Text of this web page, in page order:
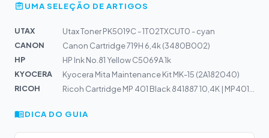
UMA SELEÇÃO DE ARTIGOS
UTAX
Utax Toner PK5019C - 1T02TXCUT0 - cyan
CANON
Canon Cartridge 719H 6,4k (3480B002)
HP
HP Ink No.81 Yellow C5069A 1k
KYOCERA
Kyocera Mita Maintenance Kit MK-15 (2A182040)
RICOH
DICA DO GUIA